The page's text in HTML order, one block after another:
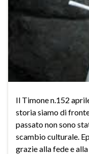
Il Timone n.152
storia siamo di
passato non sono
scambio culturale.
grazie alla fede e